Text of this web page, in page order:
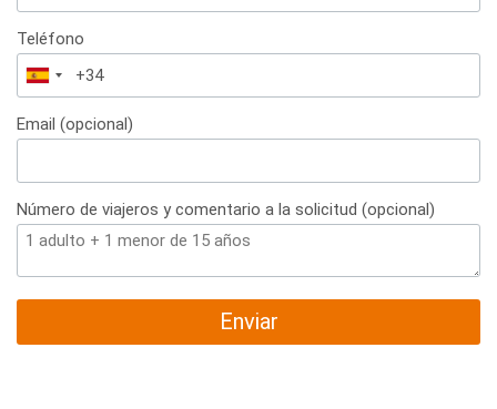
Teléfono
España
+34
Email (opcional)
Número de viajeros y comentario a la solicitud (opcional)
Enviar